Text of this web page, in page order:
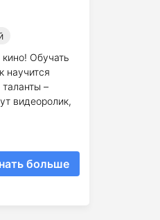
Обучать
научится
–
видеоролик,
больше